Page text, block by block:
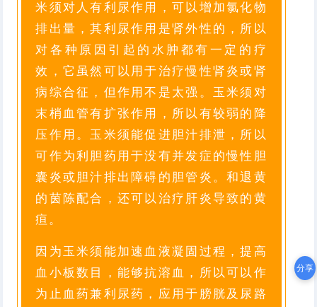
米须对人有利尿作用，可以增加氯化物
排出量，其利尿作用是肾外性的，所以
对各种原因引起的水肿都有一定的疗
效，它虽然可以用于治疗慢性肾炎或肾
病综合征，但作用不是太强。玉米须对
末梢血管有扩张作用，所以有较弱的降
压作用。玉米须能促进胆汁排泄，所以
可作为利胆药用于没有并发症的慢性胆
囊炎或胆汁排出障碍的胆管炎。和退黄
的茵陈配合，还可以治疗肝炎导致的黄
疸。
因为玉米须能加速血液凝固过程，提高
血小板数目，能够抗溶血，所以可以作
为止血药兼利尿药，应用于膀胱及尿路
分享